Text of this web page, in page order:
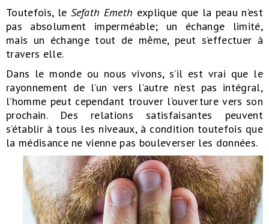
Toutefois, le Sefath Emeth explique que la peau n’est
pas absolument imperméable; un échange limité,
mais un échange tout de même, peut s’effectuer à
travers elle.
Dans le monde ou nous vivons, s’il est vrai que le
rayonnement de l’un vers l’autre n’est pas intégral,
l’homme peut cependant trouver l’ouverture vers son
prochain. Des relations satisfaisantes peuvent
s’établir à tous les niveaux, à condition toutefois que
la médisance ne vienne pas bouleverser les données.